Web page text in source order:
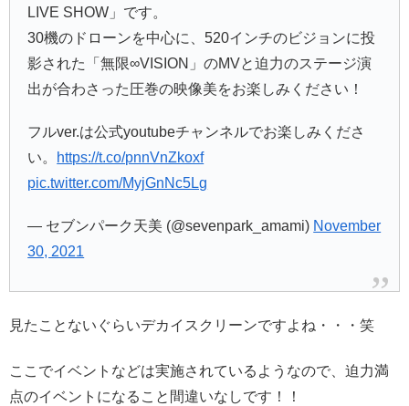
LIVE SHOW」です。
30機のドローンを中心に、520インチのビジョンに投
影された「無限∞VISION」のMVと迫力のステージ演
出が合わさった圧巻の映像美をお楽しみください！
フルver.は公式youtubeチャンネルでお楽しみくださ
い。
https://t.co/pnnVnZkoxf
pic.twitter.com/MyjGnNc5Lg
— セブンパーク天美 (@sevenpark_amami) November
30, 2021
見たことないぐらいデカイスクリーンですよね・・・笑
ここでイベントなどは実施されているようなので、迫力満
点のイベントになること間違いなしです！！